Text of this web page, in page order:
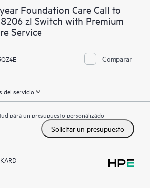
Foundation Care Call to
zl Switch with Premium
Service
Comparar
del servicio
para un presupuesto personalizado
Solicitar un presupuesto